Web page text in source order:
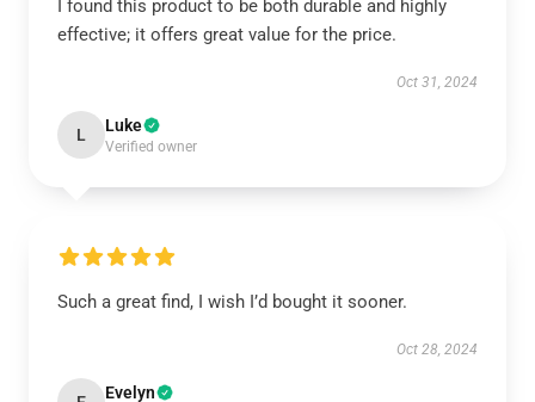
I found this product to be both durable and highly
effective; it offers great value for the price.
Oct 31, 2024
L Luke
Verified owner
Such a great find, I wish I’d bought it sooner.
Oct 28, 2024
Evelyn